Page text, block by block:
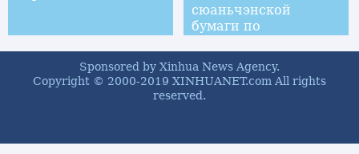
сюаньчэнской
бумаги по
Sponsored by Xinhua News Agency.
Copyright © 2000-2019 XINHUANET.com All rights
reserved.